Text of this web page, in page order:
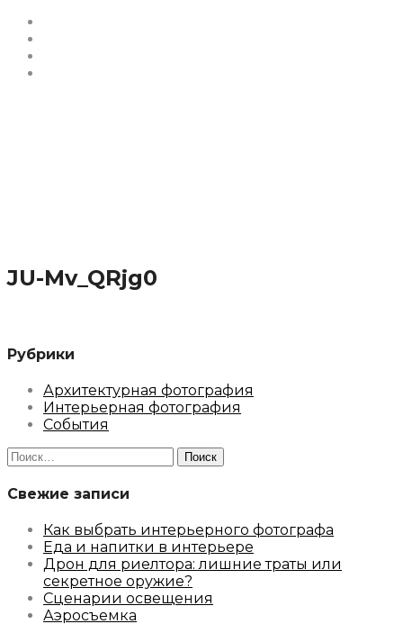
JU-Mv_QRjg0
Рубрики
Архитектурная фотография
Интерьерная фотография
События
Найти:
Свежие записи
Как выбрать интерьерного фотографа
Еда и напитки в интерьере
Дрон для риелтора: лишние траты или
секретное оружие?
Сценарии освещения
Аэросъемка